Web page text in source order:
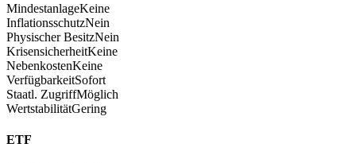
MindestanlageKeine
InflationsschutzNein
Physischer BesitzNein
KrisensicherheitKeine
NebenkostenKeine
VerfügbarkeitSofort
Staatl. ZugriffMöglich
WertstabilitätGering
ETF